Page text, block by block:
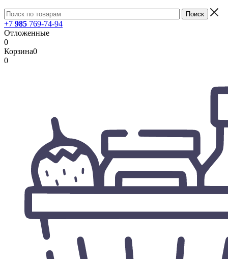
+7 985 769-74-94
Отложенные
0
Корзина0
0